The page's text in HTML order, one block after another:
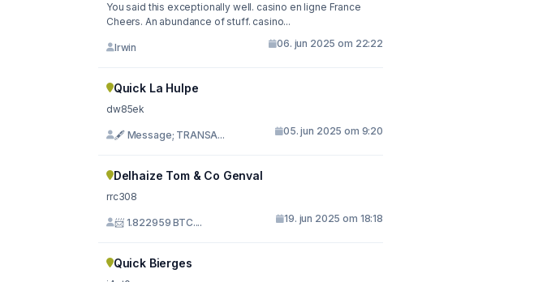
You said this exceptionally well. casino en ligne France
Cheers. An abundance of stuff. casino...
Irwin 06. jun 2025 om 22:22
Quick La Hulpe
dw85ek
🖋 Message; TRANSA... 05. jun 2025 om 9:20
Delhaize Tom & Co Genval
rrc308
📨 1.822959 BTC.... 19. jun 2025 om 18:18
Quick Bierges